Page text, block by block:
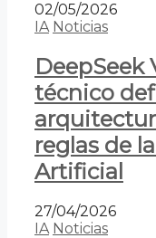
02/05/2026
IA Noticias
DeepSeek
técnico
reglas de
Artificial
27/04/2026
IA Noticias